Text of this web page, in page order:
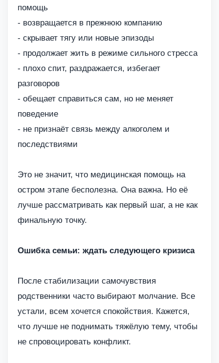
помощь
- возвращается в прежнюю компанию
- скрывает тягу или новые эпизоды
- продолжает жить в режиме сильного стресса
- плохо спит, раздражается, избегает
разговоров
- обещает справиться сам, но не меняет
поведение
- не признаёт связь между алкоголем и
последствиями
Это не значит, что медицинская помощь на
остром этапе бесполезна. Она важна. Но её
лучше рассматривать как первый шаг, а не как
финальную точку.
Ошибка семьи: ждать следующего кризиса
После стабилизации самочувствия
родственники часто выбирают молчание. Все
устали, всем хочется спокойствия. Кажется,
что лучше не поднимать тяжёлую тему, чтобы
не спровоцировать конфликт.